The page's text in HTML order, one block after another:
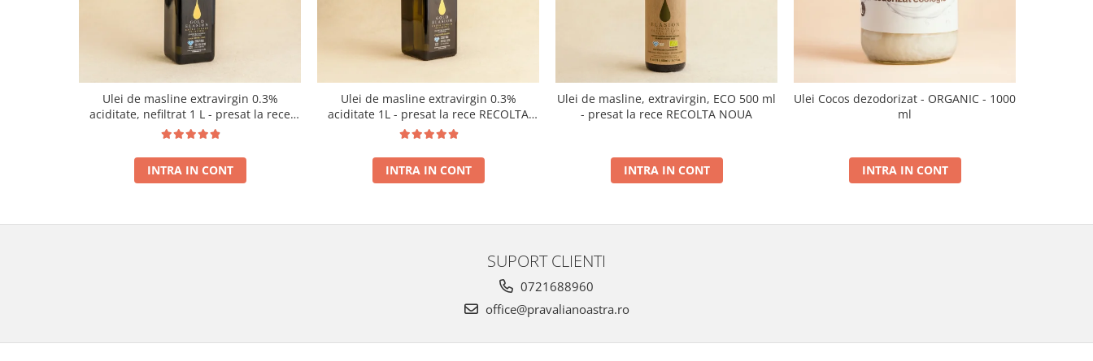
Ulei de masline extravirgin 0.3%
aciditate, nefiltrat 1 L - presat la rece
RECOLTA NOUA
INTRA IN CONT
Ulei de masline extravirgin 0.3%
aciditate 1L - presat la rece RECOLTA
NOUA
INTRA IN CONT
Ulei de masline, extravirgin, ECO 500 ml
- presat la rece RECOLTA NOUA
INTRA IN CONT
Ulei Cocos dezodorizat - ORGANIC - 1000
ml
INTRA IN CONT
SUPORT CLIENTI
0721688960
office@pravalianoastra.ro